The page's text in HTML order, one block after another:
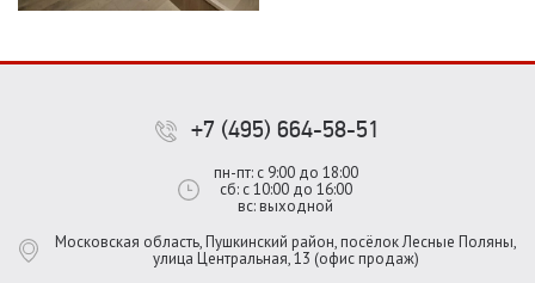
+7 (495) 664-58-51
пн-пт: с 9:00 до 18:00
сб: с 10:00 до 16:00
вс: выходной
Московская область, Пушкинский район, посёлок Лесные Поляны,
улица Центральная, 13 (офис продаж)